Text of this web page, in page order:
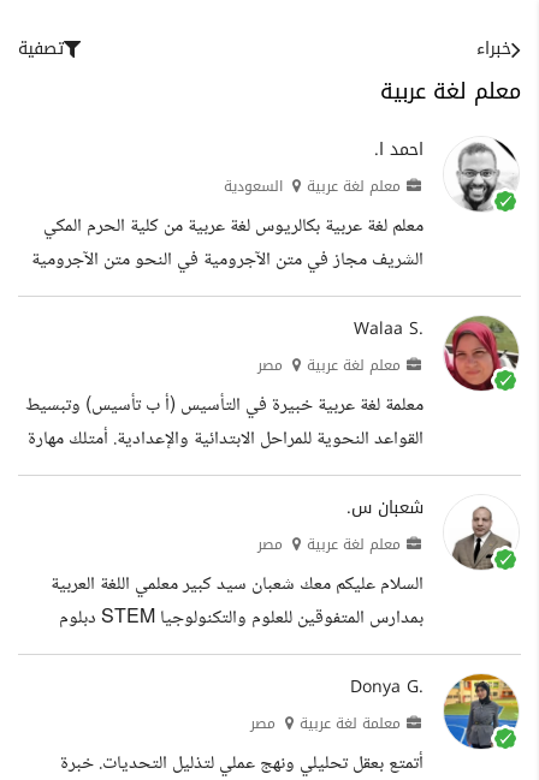
معلم لغة عربية
خبراء تصفية
احمد ا.
معلم لغة عربية السعودية
معلم لغة عربية بكالريوس لغة عربية من كلية الحرم المكي
الشريف مجاز في متن الآجرومية في النحو متن الآجرومية
هو متن مشهور في علم النحو ويعتبر الانطلاقة واللبنة
الأساسية في علم النحو تدريس علم البلاغة العربية يضم علم
البلاغة العربية ثلاثة علوم هي : المعاني والبيان والبديع ومن
فوائد علم البلاغة : 1.معرفة إعجاز القرآن . 2. تذوق جماليات
الكلام العربي الخبرات التقنية دبلوم برمجة حاسب لمدة
المهني...
Walaa S.
معلم لغة عربية مصر
معلمة لغة عربية خبيرة في التأسيس (أ ب تأسيس) وتبسيط
القواعد النحوية للمراحل الابتدائية والإعدادية. أمتلك مهارة
صناعة المحتوى التعليمي المرئي وكتابة القصص التعليمية
بأسلوب إبداعي لجذب الطلاب وتسهيل المعلومة. الخبرات
التعليم
شعبان س.
معلم لغة عربية مصر
السلام عليكم معك شعبان سيد كبير معلمي اللغة العربية
بمدارس المتفوقين للعلوم والتكنولوجيا STEM دبلوم
خاص مناهج وطرق التدريس خبرة خمسة وعشرون عاما
فى التدريس ووضع الامتحانات خبير فى مجال المحتوى
الدراسي والمهني الخاص بالتربية والتعليم للتواصل مع
خالص الشكر الخبرات التعليم
Donya G.
معلمة لغة عربية مصر
أتمتع بعقل تحليلي ونهج عملي لتذليل التحديات. خبرة